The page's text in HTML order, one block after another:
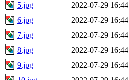
5.jpg
2022-07-29 16:44
6.jpg
2022-07-29 16:44
7.jpg
2022-07-29 16:44
8.jpg
2022-07-29 16:44
9.jpg
2022-07-29 16:44